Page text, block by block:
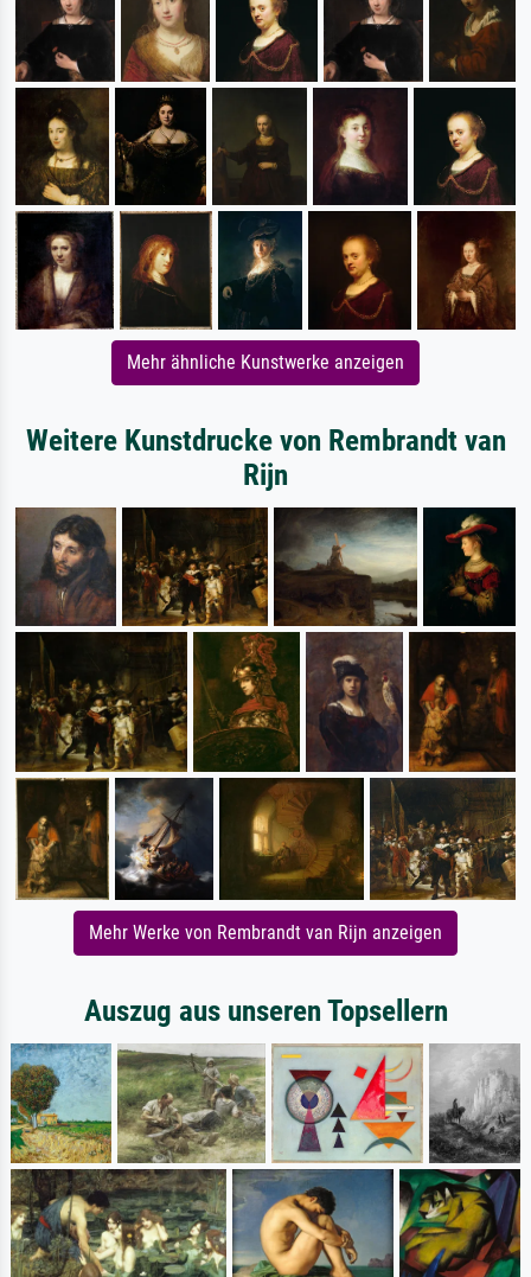
Mehr ähnliche Kunstwerke anzeigen
Weitere Kunstdrucke von Rembrandt van
Rijn
Mehr Werke von Rembrandt van Rijn anzeigen
Auszug aus unseren Topsellern